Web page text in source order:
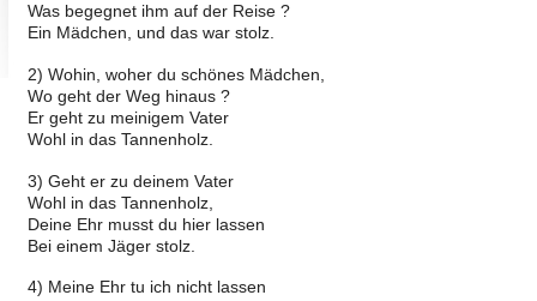
Was begegnet ihm auf der Reise ?
Ein Mädchen, und das war stolz.
2) Wohin, woher du schönes Mädchen,
Wo geht der Weg hinaus ?
Er geht zu meinigem Vater
Wohl in das Tannenholz.
3) Geht er zu deinem Vater
Wohl in das Tannenholz,
Deine Ehr musst du hier lassen
Bei einem Jäger stolz.
4) Meine Ehr tu ich nicht lassen